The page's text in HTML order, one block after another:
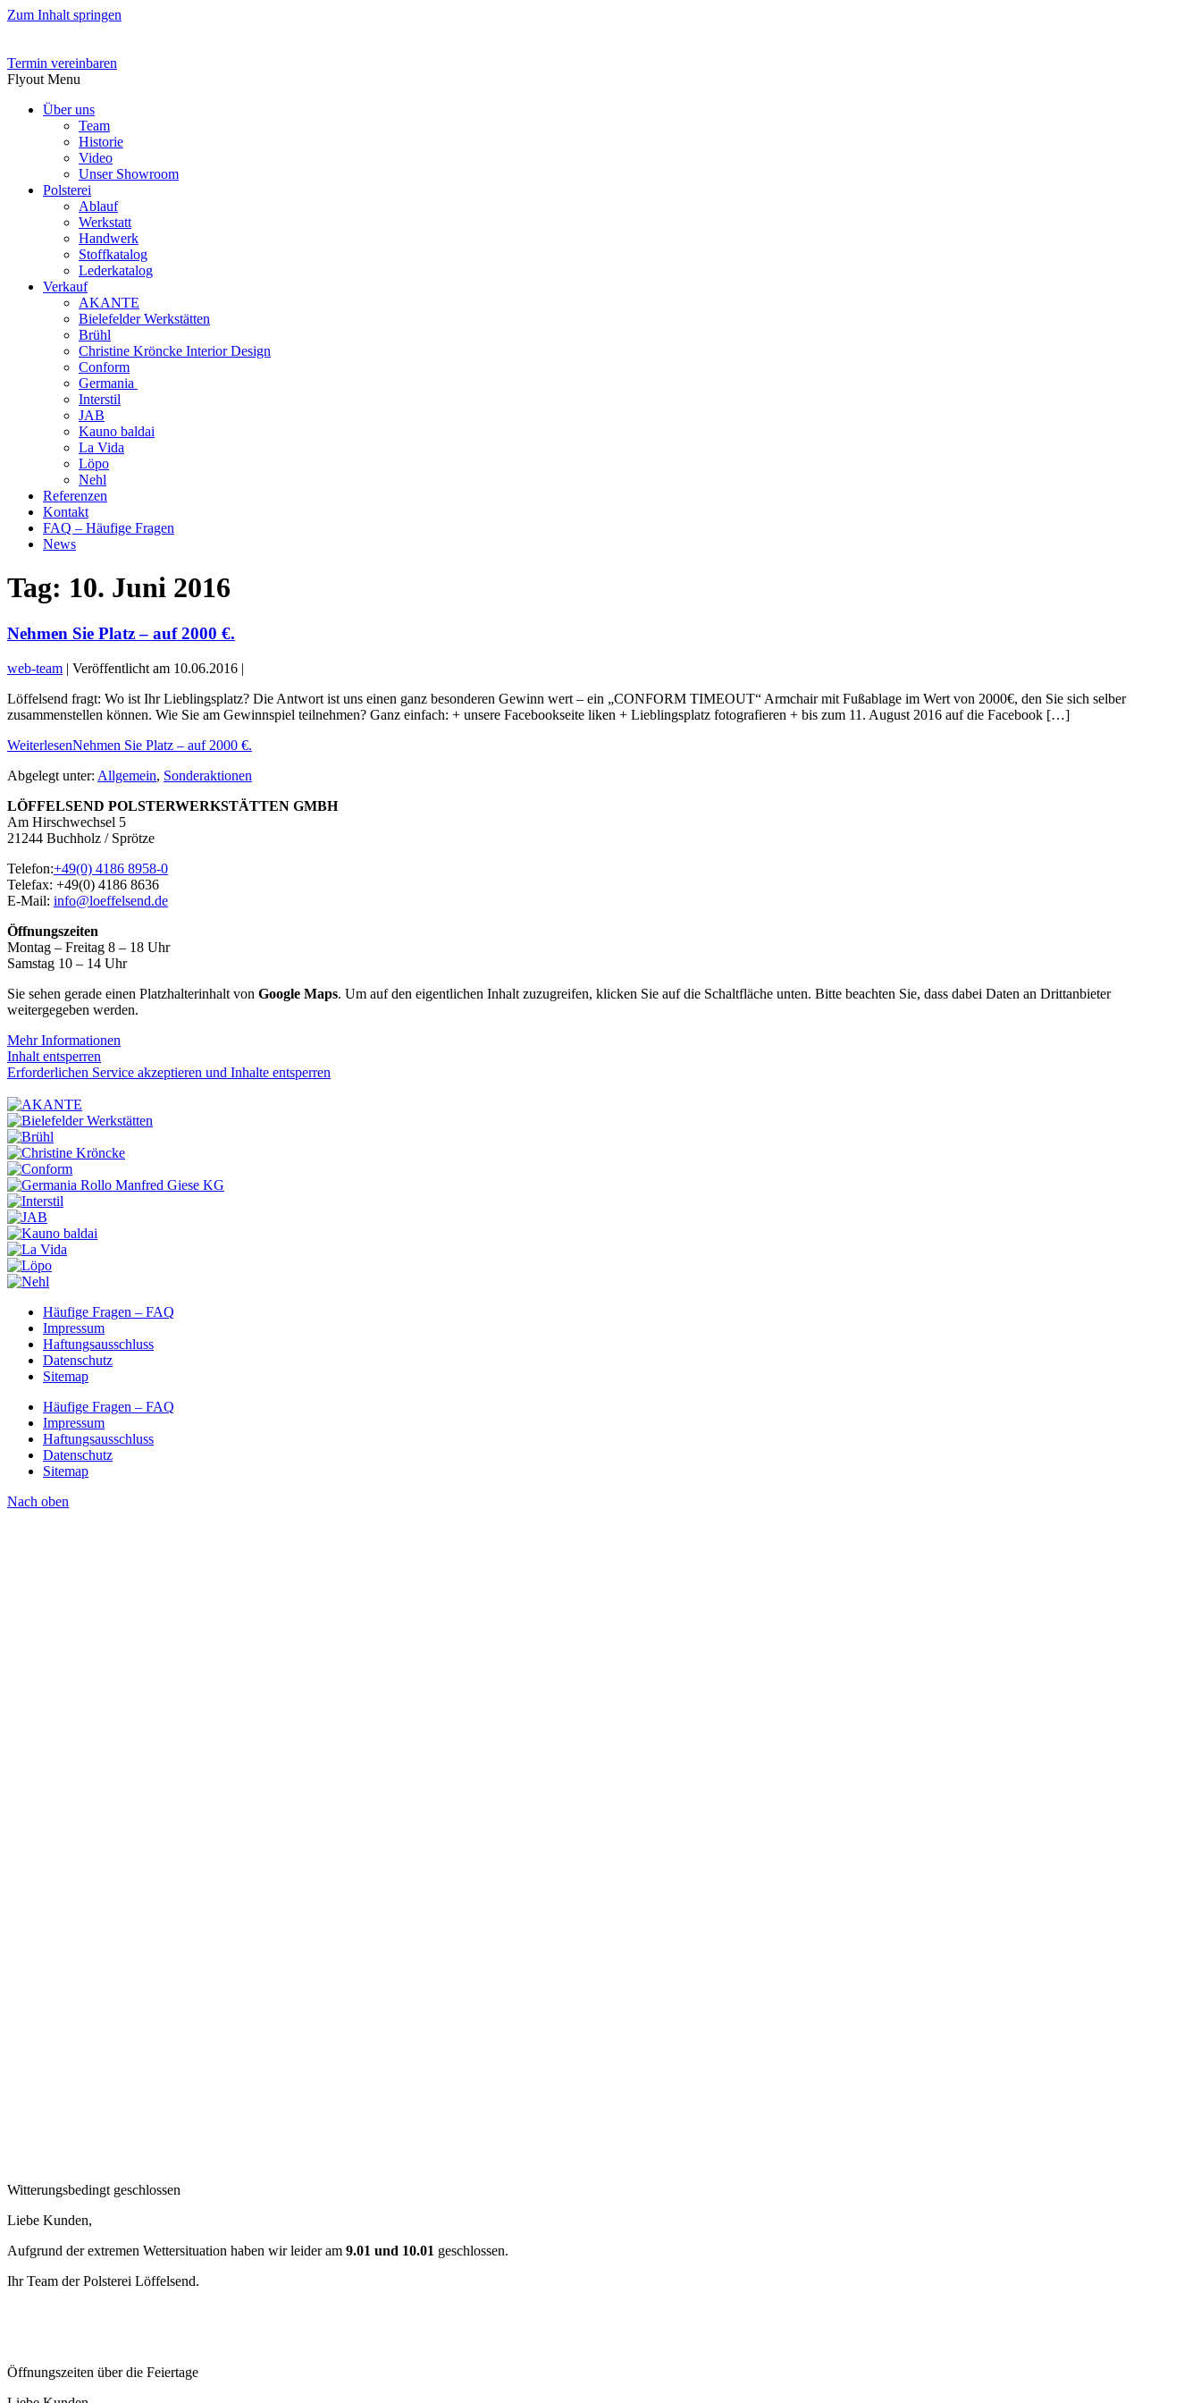
Zum Inhalt springen
Termin vereinbaren
Flyout Menu
Über uns
Team
Historie
Video
Unser Showroom
Polsterei
Ablauf
Werkstatt
Handwerk
Stoffkatalog
Lederkatalog
Verkauf
AKANTE
Bielefelder Werkstätten
Brühl
Christine Kröncke Interior Design
Conform
Germania
Interstil
JAB
Kauno baldai
La Vida
Löpo
Nehl
Referenzen
Kontakt
FAQ – Häufige Fragen
News
Tag: 10. Juni 2016
Nehmen Sie Platz – auf 2000 €.
web-team | Veröffentlicht am 10.06.2016 |
Löffelsend fragt: Wo ist Ihr Lieblingsplatz? Die Antwort ist uns einen ganz besonderen Gewinn wert – ein „CONFORM TIMEOUT“ Armchair mit Fußablage im Wert von 2000€, den Sie sich selber
zusammenstellen können. Wie Sie am Gewinnspiel teilnehmen? Ganz einfach: + unsere Facebookseite liken + Lieblingsplatz fotografieren + bis zum 11. August 2016 auf die Facebook […]
WeiterlesenNehmen Sie Platz – auf 2000 €.
Abgelegt unter: Allgemein, Sonderaktionen
LÖFFELSEND POLSTERWERKSTÄTTEN GMBH
Am Hirschwechsel 5
21244 Buchholz / Sprötze
Telefon:+49(0) 4186 8958-0
Telefax: +49(0) 4186 8636
E-Mail: info@loeffelsend.de
Öffnungszeiten
Montag – Freitag 8 – 18 Uhr
Samstag 10 – 14 Uhr
Sie sehen gerade einen Platzhalterinhalt von Google Maps. Um auf den eigentlichen Inhalt zuzugreifen, klicken Sie auf die Schaltfläche unten. Bitte beachten Sie, dass dabei Daten an Drittanbieter
weitergegeben werden.
Mehr Informationen
Inhalt entsperren
Erforderlichen Service akzeptieren und Inhalte entsperren
Häufige Fragen – FAQ
Impressum
Haftungsausschluss
Datenschutz
Sitemap
Häufige Fragen – FAQ
Impressum
Haftungsausschluss
Datenschutz
Sitemap
Nach oben
Witterungsbedingt geschlossen
Liebe Kunden,
Aufgrund der extremen Wettersituation haben wir leider am 9.01 und 10.01 geschlossen.
Ihr Team der Polsterei Löffelsend.
Öffnungszeiten über die Feiertage